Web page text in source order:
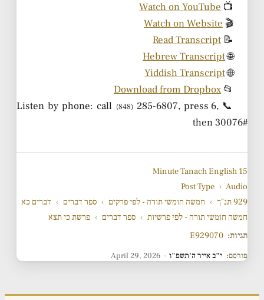
📺
Watch on YouTube
🎬
Watch on Website
📝
Read Transcript
🌐
Hebrew Transcript
🌐
Yiddish Transcript
📂
Download from Dropbox
📞 Listen by phone: call
(848)285-6807, press 6,
then 30076#
15 Minute Tanach English
Post Type › Audio
929 תנ"ך
› חמשה חומשי תורה - לפי פרקים › ספר דברים › דברים כא
חמשה חומשי תורה - לפי פרשיות › ספר דברים › פרשת כי תצא
תגיות: E929070
פורסם: י"ב אייר ה'תשפ"ו ·
April 29, 2026